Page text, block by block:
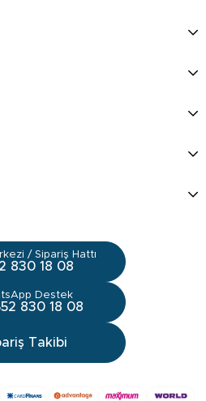
/ Sipariş Hattı
830 18 08
Destek
830 18 08
Takibi